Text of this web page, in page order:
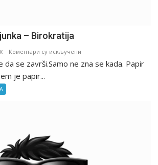
– Birokratija
Коментари су искључени
Beogradska
da se završi.Samo ne zna se kada. Papir
je papir...